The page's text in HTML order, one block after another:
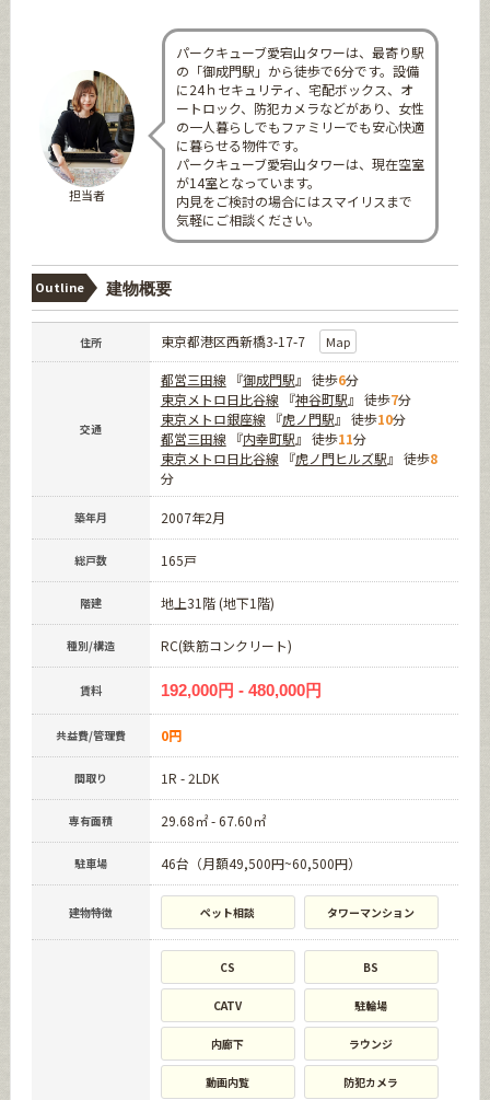
担当者
パークキューブ愛宕山タワーは、最寄り駅
の「御成門駅」から徒歩で6分です。設備
に24ｈセキュリティ、宅配ボックス、オ
ートロック、防犯カメラなどがあり、女性
の一人暮らしでもファミリーでも安心快適
に暮らせる物件です。
パークキューブ愛宕山タワーは、現在空室
が14室となっています。
内見をご検討の場合にはスマイリスまで
気軽にご相談ください。
Outline 建物概要
住所 東京都港区西新橋3-17-7 Map
交通
都営三田線『御成門駅』 徒歩6分
東京メトロ日比谷線『神谷町駅』 徒歩7分
東京メトロ銀座線『虎ノ門駅』 徒歩10分
都営三田線『内幸町駅』 徒歩11分
東京メトロ日比谷線『虎ノ門ヒルズ駅』 徒歩8
分
築年月 2007年2月
総戸数 165戸
階建 地上31階 (地下1階)
種別/構造 RC(鉄筋コンクリート)
賃料 192,000円 - 480,000円
共益費/管理費 0円
間取り 1R - 2LDK
専有面積 29.68㎡ - 67.60㎡
駐車場 46台（月額49,500円~60,500円）
建物特徴 ペット相談 タワーマンション
CS BS
CATV 駐輪場
内廊下 ラウンジ
動画内覧 防犯カメラ